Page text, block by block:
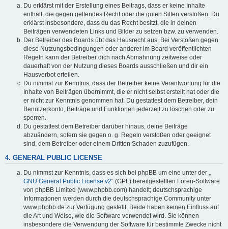
Du erklärst mit der Erstellung eines Beitrags, dass er keine Inhalte
enthält, die gegen geltendes Recht oder die guten Sitten verstoßen. Du
erklärst insbesondere, dass du das Recht besitzt, die in deinen
Beiträgen verwendeten Links und Bilder zu setzen bzw. zu verwenden.
Der Betreiber des Boards übt das Hausrecht aus. Bei Verstößen gegen
diese Nutzungsbedingungen oder anderer im Board veröffentlichten
Regeln kann der Betreiber dich nach Abmahnung zeitweise oder
dauerhaft von der Nutzung dieses Boards ausschließen und dir ein
Hausverbot erteilen.
Du nimmst zur Kenntnis, dass der Betreiber keine Verantwortung für die
Inhalte von Beiträgen übernimmt, die er nicht selbst erstellt hat oder die
er nicht zur Kenntnis genommen hat. Du gestattest dem Betreiber, dein
Benutzerkonto, Beiträge und Funktionen jederzeit zu löschen oder zu
sperren.
Du gestattest dem Betreiber darüber hinaus, deine Beiträge
abzuändern, sofern sie gegen o. g. Regeln verstoßen oder geeignet
sind, dem Betreiber oder einem Dritten Schaden zuzufügen.
4. GENERAL PUBLIC LICENSE
Du nimmst zur Kenntnis, dass es sich bei phpBB um eine unter der „
GNU General Public License v2“ (GPL) bereitgestellten Foren-Software
von phpBB Limited (www.phpbb.com) handelt; deutschsprachige
Informationen werden durch die deutschsprachige Community unter
www.phpbb.de zur Verfügung gestellt. Beide haben keinen Einfluss auf
die Art und Weise, wie die Software verwendet wird. Sie können
insbesondere die Verwendung der Software für bestimmte Zwecke nicht